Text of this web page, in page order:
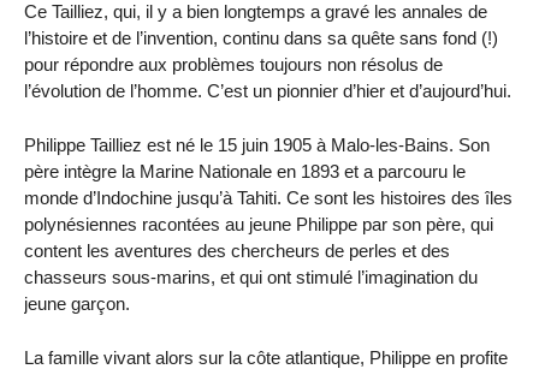
Ce Tailliez, qui, il y a bien longtemps a gravé les annales de
l’histoire et de l’invention, continu dans sa quête sans fond (!)
pour répondre aux problèmes toujours non résolus de
l’évolution de l’homme. C’est un pionnier d’hier et d’aujourd’hui.
Philippe Tailliez est né le 15 juin 1905 à Malo-les-Bains. Son
père intègre la Marine Nationale en 1893 et a parcouru le
monde d’Indochine jusqu’à Tahiti. Ce sont les histoires des îles
polynésiennes racontées au jeune Philippe par son père, qui
content les aventures des chercheurs de perles et des
chasseurs sous-marins, et qui ont stimulé l’imagination du
jeune garçon.
La famille vivant alors sur la côte atlantique, Philippe en profite